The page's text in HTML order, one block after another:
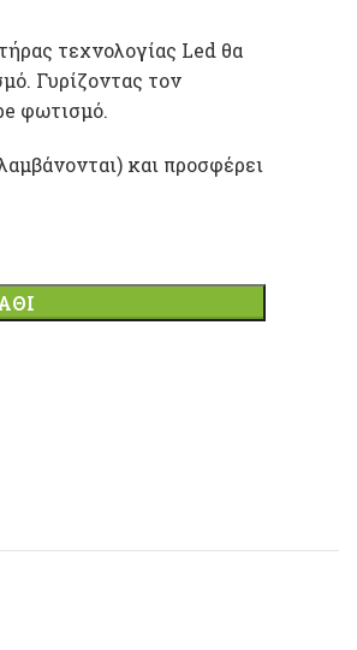
τεχνολογίας Led θα
Γυρίζοντας τον
φωτισμό.
και προσφέρει